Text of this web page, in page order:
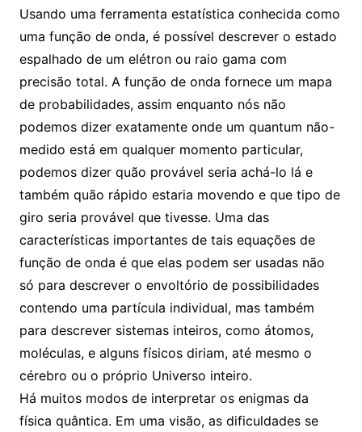
Usando uma ferramenta estatística conhecida como
uma função de onda, é possível descrever o estado
espalhado de um elétron ou raio gama com
precisão total. A função de onda fornece um mapa
de probabilidades, assim enquanto nós não
podemos dizer exatamente onde um quantum não-
medido está em qualquer momento particular,
podemos dizer quão provável seria achá-lo lá e
também quão rápido estaria movendo e que tipo de
giro seria provável que tivesse. Uma das
características importantes de tais equações de
função de onda é que elas podem ser usadas não
só para descrever o envoltório de possibilidades
contendo uma partícula individual, mas também
para descrever sistemas inteiros, como átomos,
moléculas, e alguns físicos diriam, até mesmo o
cérebro ou o próprio Universo inteiro.
Há muitos modos de interpretar os enigmas da
física quântica. Em uma visão, as dificuldades se